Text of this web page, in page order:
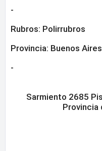
-
Rubros: Polirrubros
Provincia: Buenos Aires
-
Sarmiento 2685
Provincia